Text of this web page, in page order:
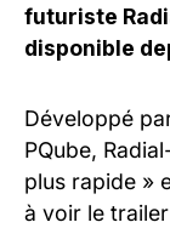
futuriste
disponible
Développé
PQube,
plus rapide »
à voir le